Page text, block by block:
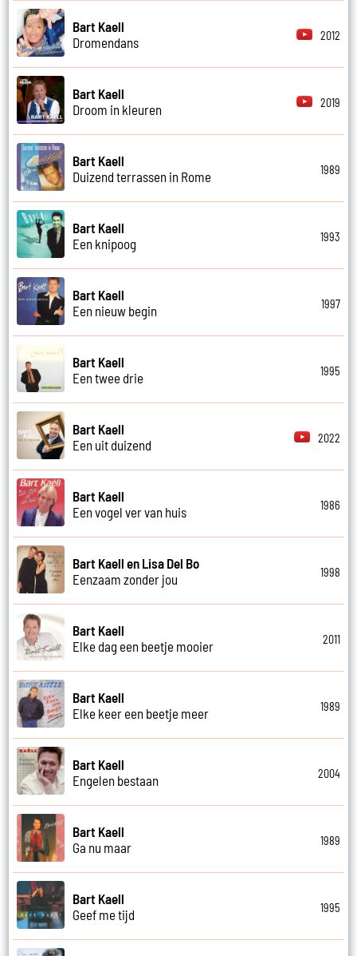
Bart Kaell
Dromendans
2012
Bart Kaell
Droom in kleuren
2019
Bart Kaell
Duizend terrassen in Rome
1989
Bart Kaell
Een knipoog
1993
Bart Kaell
Een nieuw begin
1997
Bart Kaell
Een twee drie
1995
Bart Kaell
Een uit duizend
2022
Bart Kaell
Een vogel ver van huis
1986
Bart Kaell en Lisa Del Bo
Eenzaam zonder jou
1998
Bart Kaell
Elke dag een beetje mooier
2011
Bart Kaell
Elke keer een beetje meer
1989
Bart Kaell
Engelen bestaan
2004
Bart Kaell
Ga nu maar
1989
Bart Kaell
Geef me tijd
1995